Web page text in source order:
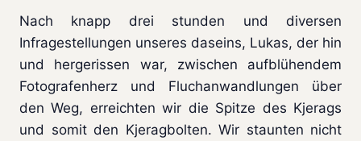
Nach knapp drei stunden und diversen
Infragestellungen unseres daseins, Lukas, der hin
und hergerissen war, zwischen aufblühendem
Fotografenherz und Fluchanwandlungen über
den Weg, erreichten wir die Spitze des Kjerags
und somit den Kjeragbolten. Wir staunten nicht